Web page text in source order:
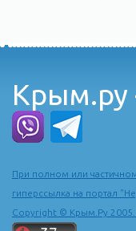
Крым.ру
При полном или
гиперссылка на портал
Copyright © Крым.Ру